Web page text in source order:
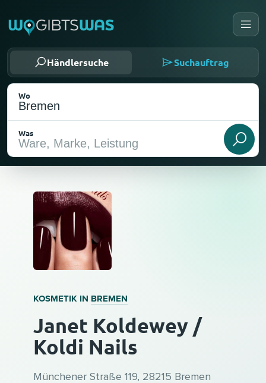
Händlersuche Suchauftrag
Wo
Was
Als meinen Standort wählen
KOSMETIK IN BREMEN
Janet Koldewey /
Koldi Nails
Münchener Straße 119, 28215 Bremen